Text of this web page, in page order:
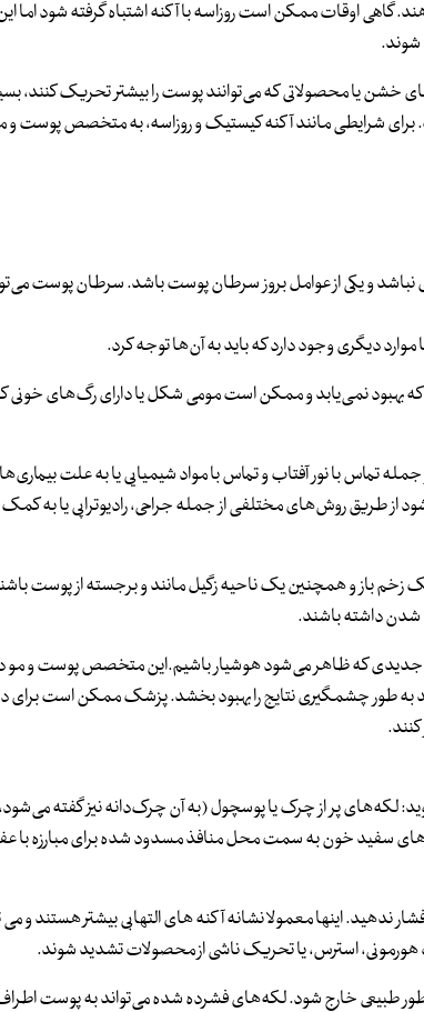
اوقات ممکن است روزاسه با آکنه اشتباه گرفته شود اما
شوند.
خشن یا محصولاتی که می‌توانند پوست را بیشتر تحریک کنند،
برای شرایطی مانند آکنه کیستیک و روزاسه، به متخصص پوست و
و یکی از عوامل بروز سرطان پوست باشد. سرطان پوست
دیگری وجود دارد که باید به آن‌ها توجه کرد.
بهبود نمی‌یابد و ممکن است مومی شکل یا دارای رگ‌های
تماس با نور آفتاب و تماس با مواد شیمیایی یا به علت
طریق روش‌های مختلفی از جمله جراحی، رادیوتراپی یا به
باز و همچنین یک ناحیه زگیل مانند و برجسته از پوست
شدن داشته باشند.
که ظاهر می‌شود هوشیار باشیم.این متخصص پوست و مو در
طور چشمگیری نتایج را بهبود بخشد. پزشک ممکن است برای
پر از چرک یا پوسچول (به آن چرک‌دانه نیز گفته
سفید خون به سمت محل منافذ مسدود شده برای مبارزه با
اینها معمولا نشانه آکنه های التهابی بیشتر هستند و می
هورمونی، استرس، یا تحریک ناشی از محصولات تشدید شوند.
طبیعی خارج شود. لکه‌های فشرده شده می‌تواند به پوست